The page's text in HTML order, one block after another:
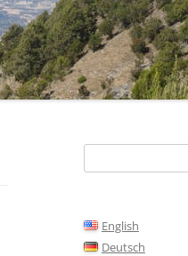
nach:
English
Deutsch